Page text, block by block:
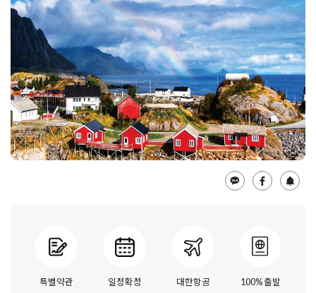
특별약관 일정확정 대한항공 100% 출발